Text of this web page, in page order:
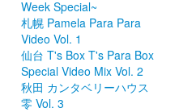
Week Special~
札幌 Pamela Para Para
Video Vol. 1
仙台 T's Box T's Para Box
Special Video Mix Vol. 2
秋田 カンタベリーハウス
零 Vol. 3